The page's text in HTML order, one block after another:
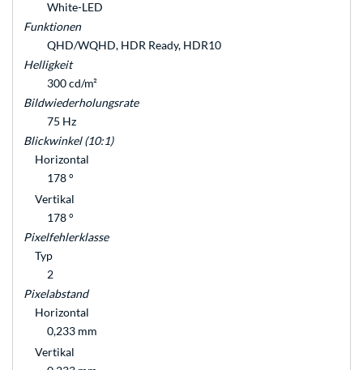
White-LED
Funktionen
QHD/WQHD, HDR Ready, HDR10
Helligkeit
300 cd/m²
Bildwiederholungsrate
75 Hz
Blickwinkel (10:1)
Horizontal
178 °
Vertikal
178 °
Pixelfehlerklasse
Typ
2
Pixelabstand
Horizontal
0,233 mm
Vertikal